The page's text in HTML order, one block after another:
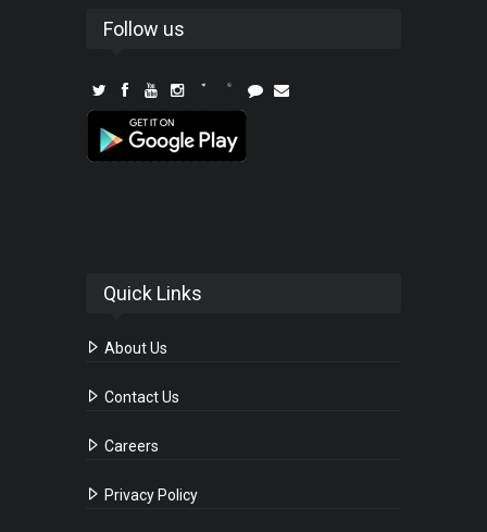
Follow us
Quick Links
About Us
Contact Us
Careers
Privacy Policy